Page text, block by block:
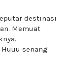
destinasi
Memuat
senang